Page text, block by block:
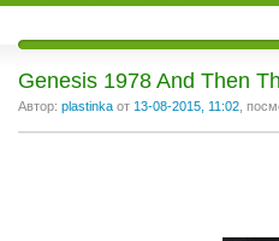
Genesis 1978 And Then
Автор: plastinka от 13-08-2015, 11:02 ,